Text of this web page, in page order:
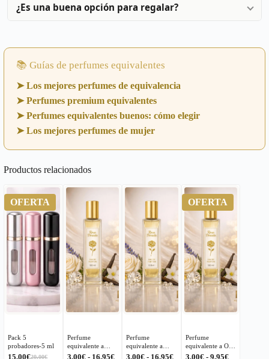
¿Es una buena opción para regalar?
📚 Guías de perfumes equivalentes
➤ Los mejores perfumes de equivalencia
➤ Perfumes premium equivalentes
➤ Perfumes equivalentes buenos: cómo elegir
➤ Los mejores perfumes de mujer
Productos relacionados
OFERTA
Pack 5
probadores-5 ml
20,00€
15,00€
Perfume
equivalente a
Halloween Jesus
3,00€ - 16,95€Rango
Perfume
equivalente a
Ultraviolet para
3,00€ - 16,95€Rango
OFERTA
Perfume
equivalente a Oud
Wood Intense
3,00€ - 9,95€Rango